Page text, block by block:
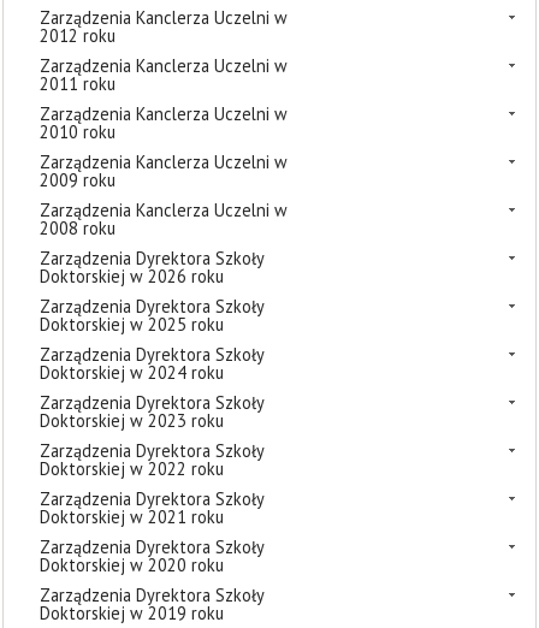
Zarządzenia Kanclerza Uczelni w
2012 roku
Zarządzenia Kanclerza Uczelni w
2011 roku
Zarządzenia Kanclerza Uczelni w
2010 roku
Zarządzenia Kanclerza Uczelni w
2009 roku
Zarządzenia Kanclerza Uczelni w
2008 roku
Zarządzenia Dyrektora Szkoły
Doktorskiej w 2026 roku
Zarządzenia Dyrektora Szkoły
Doktorskiej w 2025 roku
Zarządzenia Dyrektora Szkoły
Doktorskiej w 2024 roku
Zarządzenia Dyrektora Szkoły
Doktorskiej w 2023 roku
Zarządzenia Dyrektora Szkoły
Doktorskiej w 2022 roku
Zarządzenia Dyrektora Szkoły
Doktorskiej w 2021 roku
Zarządzenia Dyrektora Szkoły
Doktorskiej w 2020 roku
Zarządzenia Dyrektora Szkoły
Doktorskiej w 2019 roku